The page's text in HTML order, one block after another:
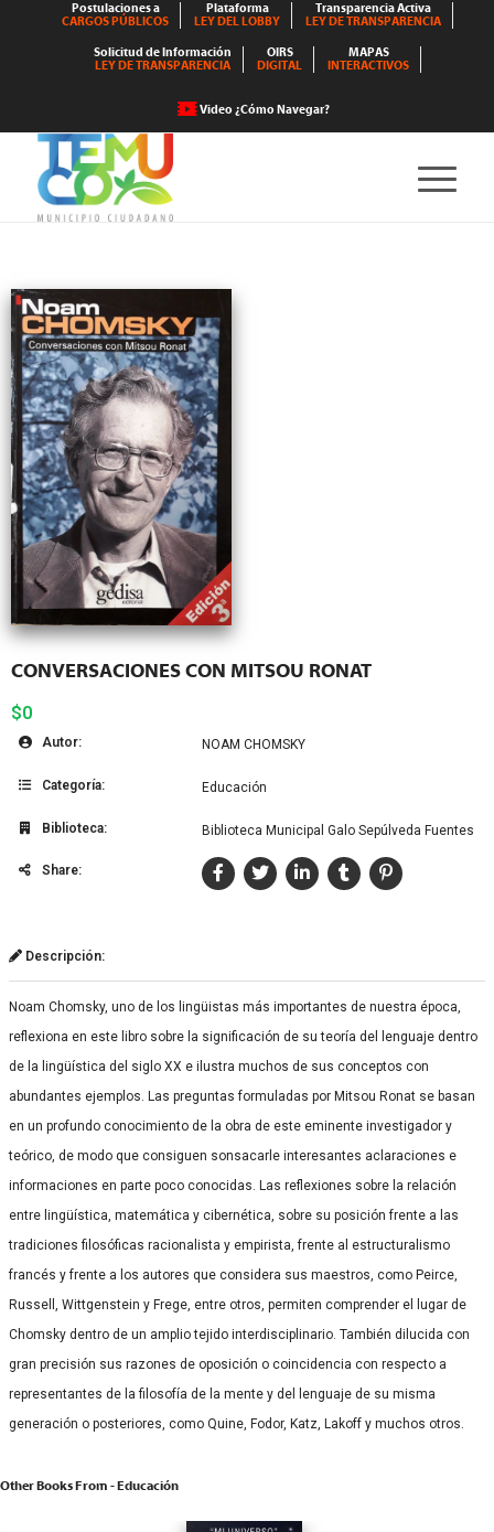
Postulaciones a
CARGOS PÚBLICOS
Plataforma
LEY DEL LOBBY
Transparencia Activa
LEY DE TRANSPARENCIA
Solicitud de Información
LEY DE TRANSPARENCIA
OIRS
DIGITAL
MAPAS
INTERACTIVOS
Video ¿Cómo Navegar?
CONVERSACIONES CON MITSOU RONAT
$0
Autor: NOAM CHOMSKY
Categoría: Educación
Biblioteca: Biblioteca Municipal Galo Sepúlveda Fuentes
Share:
Descripción:
Noam Chomsky, uno de los lingüistas más importantes de nuestra época,
reflexiona en este libro sobre la significación de su teoría del lenguaje dentro
de la lingüística del siglo XX e ilustra muchos de sus conceptos con
abundantes ejemplos. Las preguntas formuladas por Mitsou Ronat se basan
en un profundo conocimiento de la obra de este eminente investigador y
teórico, de modo que consiguen sonsacarle interesantes aclaraciones e
informaciones en parte poco conocidas. Las reflexiones sobre la relación
entre lingüística, matemática y cibernética, sobre su posición frente a las
tradiciones filosóficas racionalista y empirista, frente al estructuralismo
francés y frente a los autores que considera sus maestros, como Peirce,
Russell, Wittgenstein y Frege, entre otros, permiten comprender el lugar de
Chomsky dentro de un amplio tejido interdisciplinario. También dilucida con
gran precisión sus razones de oposición o coincidencia con respecto a
representantes de la filosofía de la mente y del lenguaje de su misma
generación o posteriores, como Quine, Fodor, Katz, Lakoff y muchos otros.
Other Books From - Educación